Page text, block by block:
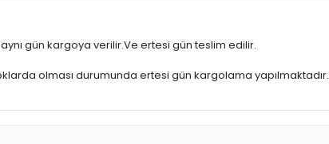
gün kargoya verilir.Ve ertesi gün teslim edilir.
olması durumunda ertesi gün kargolama yapılmaktadır.